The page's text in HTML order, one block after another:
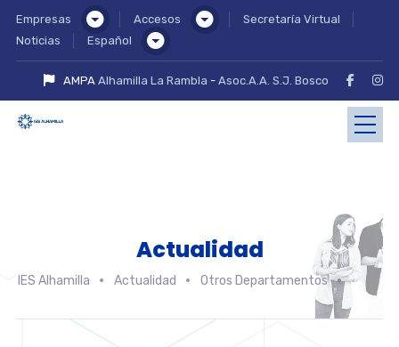
Empresas Accesos
Secretaría Virtual
Noticias
Español
AMPAAlhamilla La Rambla -Asoc.A.A. S.J. Bosco
Actualidad
IES Alhamilla Actualidad Otros Departamentos